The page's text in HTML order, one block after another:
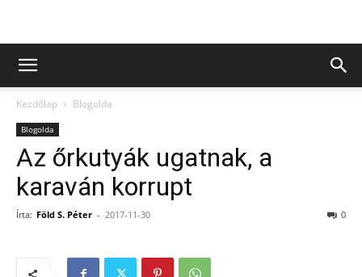
Kezdőlap Blogolda
Blogolda
Az őrkutyák ugatnak, a
karaván korrupt
Írta: Föld S. Péter - 2017-11-30 0